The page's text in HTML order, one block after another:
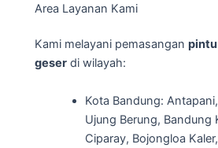
Area Layanan Kami
Kami melayani pemasangan pintu
geser di wilayah:
Kota Bandung:
Ujung Berung, Bandung
Ciparay, Bojongloa